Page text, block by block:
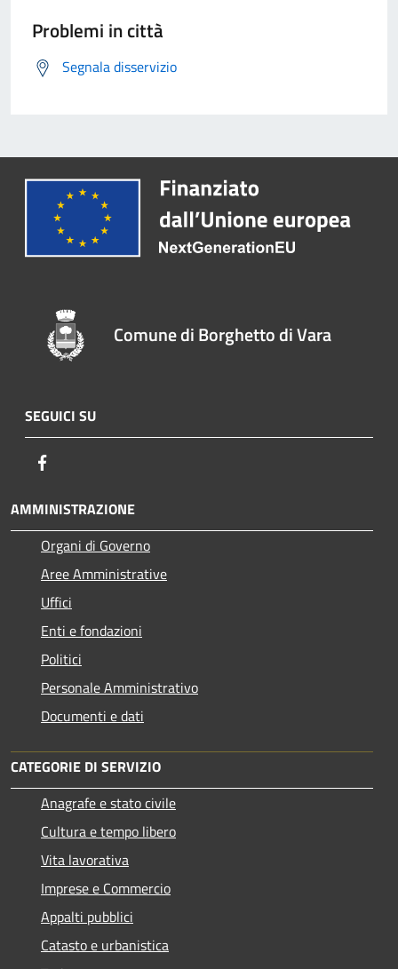
Problemi in città
Segnala disservizio
Comune di Borghetto di Vara
SEGUICI SU
AMMINISTRAZIONE
Organi di Governo
Aree Amministrative
Uffici
Enti e fondazioni
Politici
Personale Amministrativo
Documenti e dati
CATEGORIE DI SERVIZIO
Anagrafe e stato civile
Cultura e tempo libero
Vita lavorativa
Imprese e Commercio
Appalti pubblici
Catasto e urbanistica